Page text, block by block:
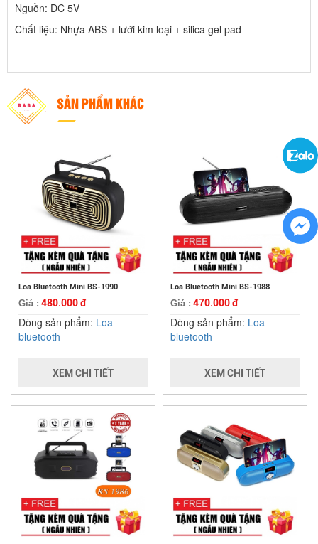
Nguồn: DC 5V
Chất liệu: Nhựa ABS + lưới kim loại + silica gel pad
SẢN PHẨM KHÁC
Loa Bluetooth Mini BS-1990
Giá : 480.000 đ
Dòng sản phẩm: Loa
bluetooth
XEM CHI TIẾT
Loa Bluetooth Mini BS-1988
Giá : 470.000 đ
Dòng sản phẩm: Loa
bluetooth
XEM CHI TIẾT